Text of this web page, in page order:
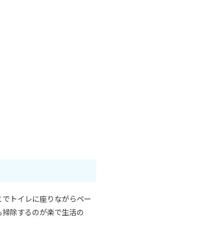
トイレに座りながらペー
除するのが楽で生活の